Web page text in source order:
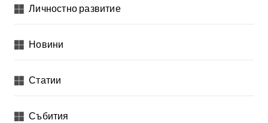
Личностно развитие
Новини
Статии
Събития